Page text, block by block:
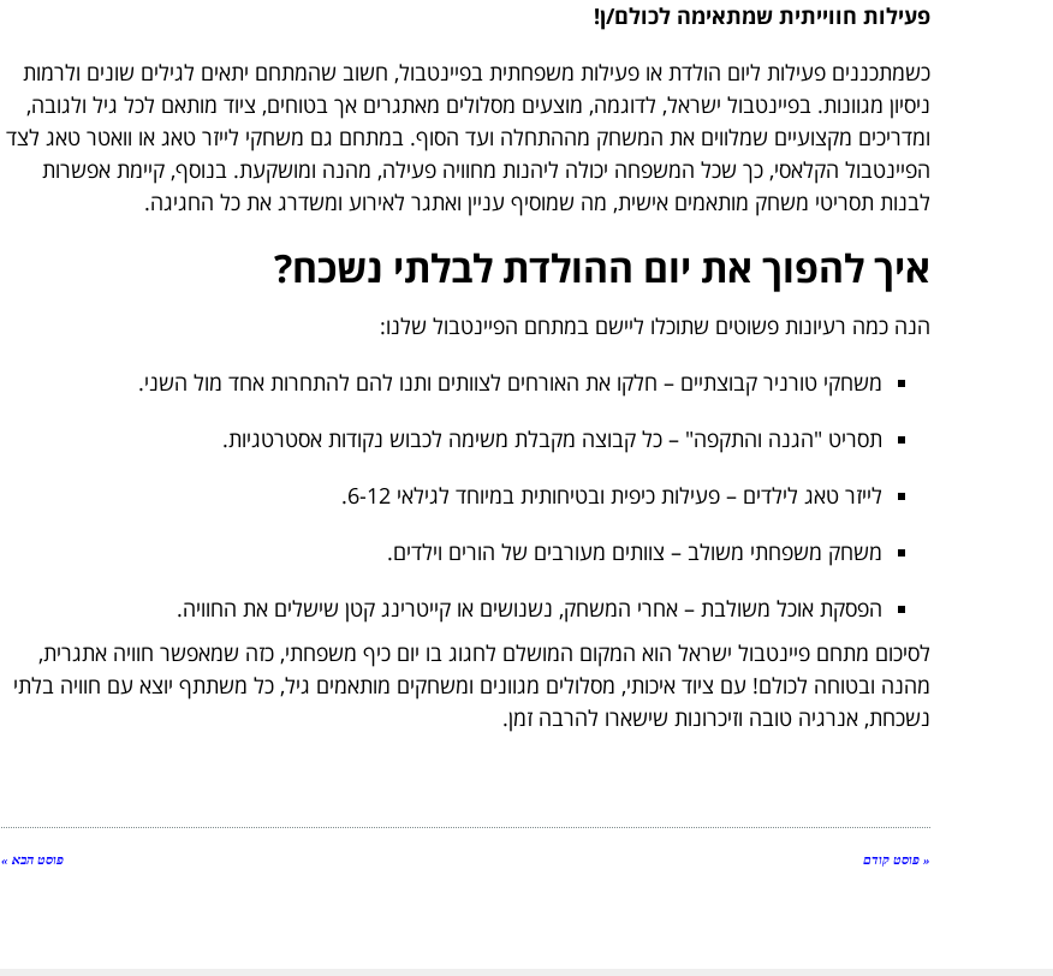
פעילות חווייתית שמתאימה לכולם/ן!
כשמתכננים פעילות ליום הולדת או פעילות משפחתית בפיינטבול, חשוב שהמתחם יתאים לגילים שונים ולרמות
ניסיון מגוונות. בפיינטבול ישראל, לדוגמה, מוצעים מסלולים מאתגרים אך בטוחים, ציוד מותאם לכל גיל ולגובה,
ומדריכים מקצועיים שמלווים את המשחק מההתחלה ועד הסוף. במתחם גם משחקי לייזר טאג או וואטר טאג לצד
הפיינטבול הקלאסי, כך שכל המשפחה יכולה ליהנות מחוויה פעילה, מהנה ומושקעת. בנוסף, קיימת אפשרות
לבנות תסריטי משחק מותאמים אישית, מה שמוסיף עניין ואתגר לאירוע ומשדרג את כל החגיגה.
איך להפוך את יום ההולדת לבלתי נשכח?
הנה כמה רעיונות פשוטים שתוכלו ליישם במתחם הפיינטבול שלנו:
משחקי טורניר קבוצתיים – חלקו את האורחים לצוותים ותנו להם להתחרות אחד מול השני.
תסריט "הגנה והתקפה" – כל קבוצה מקבלת משימה לכבוש נקודות אסטרטגיות.
לייזר טאג לילדים – פעילות כיפית ובטיחותית במיוחד לגילאי 6-12.
משחק משפחתי משולב – צוותים מעורבים של הורים וילדים.
הפסקת אוכל משולבת – אחרי המשחק, נשנושים או קייטרינג קטן שישלים את החוויה.
לסיכום מתחם פיינטבול ישראל הוא המקום המושלם לחגוג בו יום כיף משפחתי, כזה שמאפשר חוויה אתגרית,
מהנה ובטוחה לכולם! עם ציוד איכותי, מסלולים מגוונים ומשחקים מותאמים גיל, כל משתתף יוצא עם חוויה בלתי
נשכחת, אנרגיה טובה וזיכרונות שישארו להרבה זמן.
« פוסט קודם פוסט הבא »